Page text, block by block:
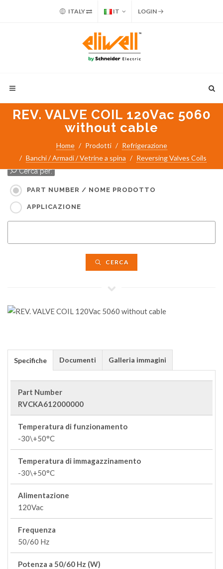
ITALY IT LOGIN
REV. VALVE COIL 120Vac 5060
without cable
Home Prodotti
Refrigerazione
Banchi / Armadi / Vetrine a spina
Reversing Valves Coils
Cerca per:
PART NUMBER / NOME PRODOTTO
APPLICAZIONE
CERCA
Specifiche Documenti Galleria immagini
Part Number
RVCKA612000000
Temperatura di funzionamento
-30\+50°C
Temperatura di immagazzinamento
-30\+50°C
Alimentazione
120Vac
Frequenza
50/60 Hz
Potenza a 50/60 Hz (W)